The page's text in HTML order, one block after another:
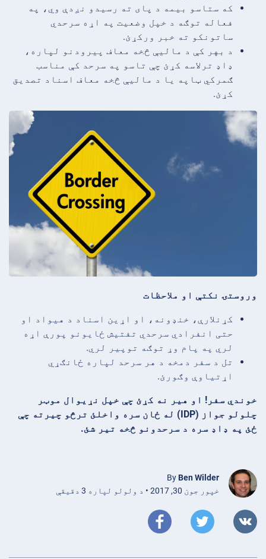
که ستاسو بیمه د پای ته رسیدو نږدې وي، په
فعاله توګه د خپل وضعیت په اړه سرحدي
ساتونکو ته خبر ورکړئ.
د بهر کې د مالیې څخه معاف پیرودنو لپاره،
ډاډ ترلاسه کړئ چې تاسو په سرحد کې مناسب
ګمرکي ټاپه یا د مالیې څخه معاف اسناد تصدیق
کړئ.
وروستۍ نکتې او ملاحظات
کړنلارې، خنډونه، او اړین اسناد د هیواد او
حتی انفرادي سرحدي تفتیش ځایونو پورې اړه
لري په پام وړ توګه توپیر لري.
تل د سفر دمخه د هر سرحد لپاره ځانګړي
اړتیاوې وګورئ.
خوندي سفر! او هیر نه کړئ چې خپل نړیوال موټر
چلولو جواز (IDP) له ځان سره واخلئ ترڅو چیرته چې
ځئ په ډاډ سره د سرحدونو څخه تیر شئ.
By Ben Wilder
خپور جون 30, 2017 • د ولولو لپاره 3 دقیقې